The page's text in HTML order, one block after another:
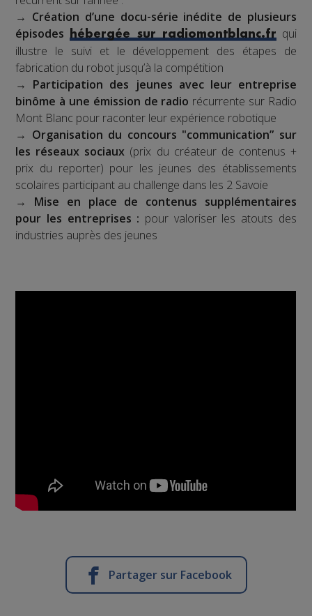
→ Création d’une docu-série inédite de plusieurs
épisodes
hébergée sur radiomontblanc.frqui
illustre le suivi et le développement des étapes de
fabrication du robot jusqu’à la compétition
→ Participation des jeunes avec leur entreprise
binôme à une émission de radio récurrente sur Radio
Mont Blanc pour raconter leur expérience robotique
→ Organisation du concours "communication” sur
les réseaux sociaux (prix du créateur de contenus +
prix du reporter) pour les jeunes des établissements
scolaires participant au challenge dans les 2 Savoie
→ Mise en place de contenus supplémentaires
pour les entreprises : pour valoriser les atouts des
industries auprès des jeunes
Partager sur Facebook